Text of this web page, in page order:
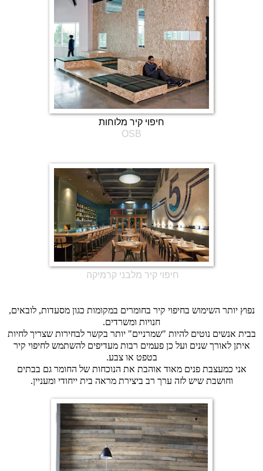
חיפוי קיר מלוחות
OSB
חיפוי קיר מלבני קרמיקה
נפוץ יותר השימוש בחיפוי קיר בחומרים במקומות כגון מסעדות, לובאים,
חנויות ומשרדים.
בבית אנשים נוטים להיות "שמרניים" יותר בקשר לבחירות שצריך לחיות
איתן לאורך שנים ועל כן פעמים רבות מעדיפים להשתמש לחיפוי קיר
בטפט או צבע.
אני כמעצבת פנים מאוד אוהבת את הנוכחות של החומר גם בבתים
וחושבת שיש לזה ערך רב ביצירת מראה בית ייחודי ומעניין.